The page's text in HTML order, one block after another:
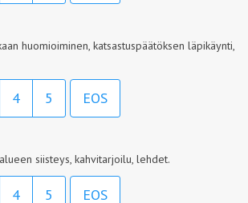
huomioiminen, katsastuspäätöksen läpikäynti,
4 5 EOS
siisteys, kahvitarjoilu, lehdet.
4 5 EOS